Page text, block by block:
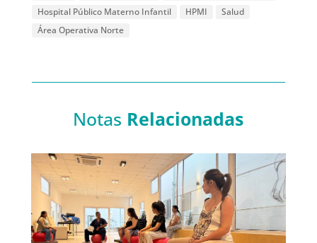
Hospital Público Materno Infantil
HPMI
Salud
Área Operativa Norte
Notas Relacionadas